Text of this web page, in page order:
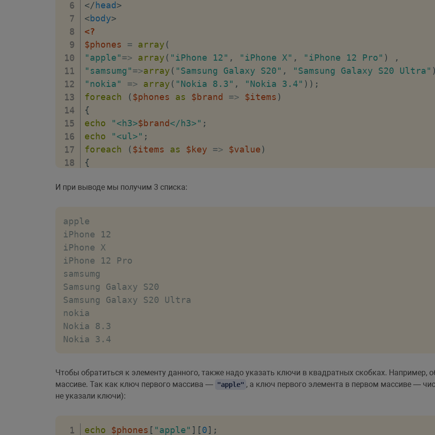
</ head>
<body>
<?
$phones
= array (
"apple"=> array ( "iPhone 12" , "iPhone X" , "iPhone 12 Pro" )
,
"samsumg"=>array ( "Samsung Galaxy S20" , "Samsung Galaxy S20 Ultra"
"nokia"
=> array ( "Nokia 8.3" , "Nokia 3.4" ) ) ;
foreach
($phones as $brand => $items )
{
echo
"<h3>$brand</h3>" ;
echo
"<ul>" ;
foreach
($items as $key => $value)
{
}
И при выводе мы получим 3 списка:
apple
iPhone 12
iPhone X
iPhone 12 Pro
samsumg
Samsung Galaxy S20
Samsung Galaxy S20 Ultra
nokia
Nokia 8.3
Nokia 3.4
Чтобы обратиться к элементу данного, также надо указать ключи в квадратных скобках. Например,
массиве. Так как ключ первого массива — "apple" , а ключ первого элемента в первом массиве —
не указали ключи):
echo $phones [ "apple" ] [0] ;